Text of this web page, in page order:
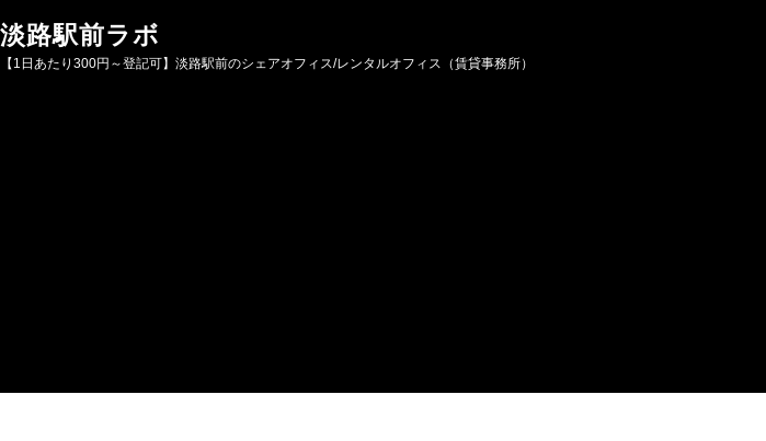
淡路駅前ラボ
【1日あたり300円～登記可】淡路駅前のシェアオフィス/レンタルオフィス（賃貸事務所）